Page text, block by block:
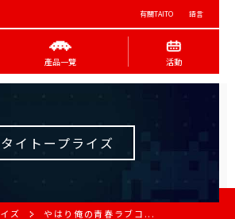
有關TAITO 語言
產品一覽 活動
タイトープライズ
ズ やはり俺の青春ラブコ...